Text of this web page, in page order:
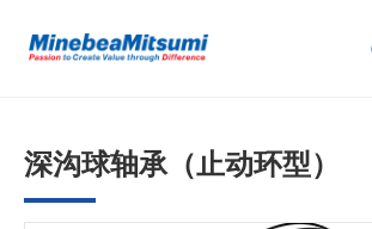
按行业用途查找
深沟球轴承（止动环型）